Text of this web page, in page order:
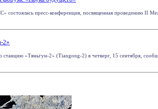
состоялась пресс-конференция, посвященная проведению II
2»
«Тяньгун-2» (Tiangong-2) в четверг, 15 сентября,